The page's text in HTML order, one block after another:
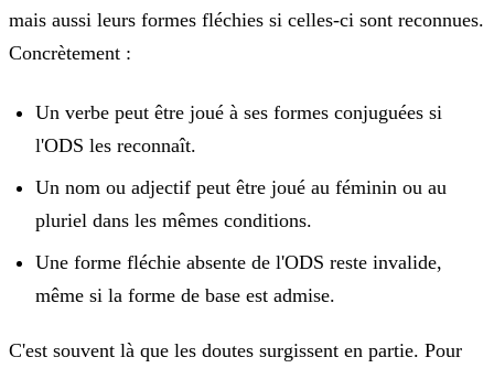
mais aussi leurs formes fléchies si celles-ci sont reconnues.
Concrètement :
Un verbe peut être joué à ses formes conjuguées si
l'ODS les reconnaît.
Un nom ou adjectif peut être joué au féminin ou au
pluriel dans les mêmes conditions.
Une forme fléchie absente de l'ODS reste invalide,
même si la forme de base est admise.
C'est souvent là que les doutes surgissent en partie. Pour